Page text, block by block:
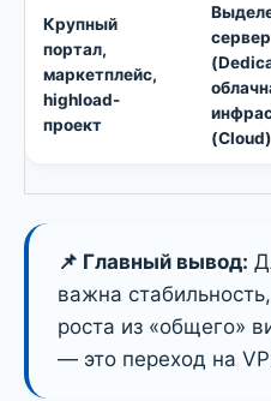
Крупный
портал,
маркетплейс,
highload-
проект
сервер
(Cloud)
📌 Главный вывод:
важна
роста из «общего»
— это переход на